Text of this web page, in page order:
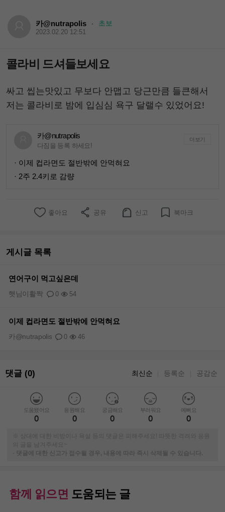
카@nutrapolis · 초보
2023.02.20 12:51
콜라비 드셔들보세요
싸고 씹는맛있고 무보다 안맵고 당근만큼 들큰해서
저는 콜라비로 밤에 입심심 욕구 달랠수 있었어요!
카@nutrapolis
다짐을 등록 하세요!
더보기
· 이제 컵라면도 절반밖에 안먹혀요
· 2주 2.4키로 감량
좋아요 공유 신고 북마크
게시글 목록
연어구이 먹고싶은데
0 54
햇님이활짝
이제 컵라면도 절반밖에 안먹혀요
0 46
카@nutrapolis
댓글 (0) 최신순 등록순 공감순
도움됐어요
0
응원해요
0
궁금해요
0
부러워요
0
예뻐요
0
※ 상대에 대한 비방이나 욕설 등의 댓글은 피해주세요! 따뜻한 격려와 응원
의 글을 남겨주세요~
-
댓글에 대한 신고가 접수될 경우, 내용에 따라 즉시 삭제될 수 있습니다.
함께 읽으면 도움되는 글